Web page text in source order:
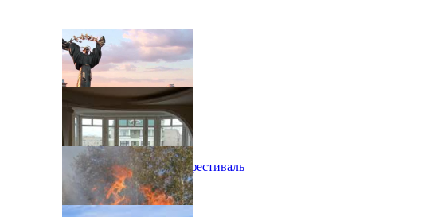
В Киеве состоится эко-фестиваль